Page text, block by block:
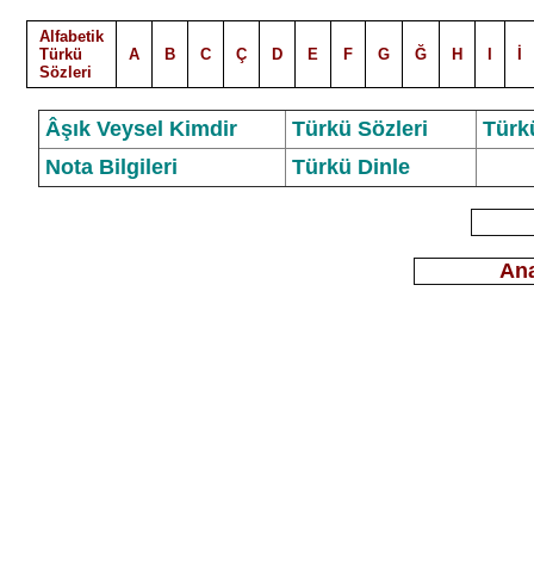
Alfabetik
Türkü
Sözleri
A B C Ç D E F G Ğ H
Âşık Veysel Kimdir Türkü Sözleri
Nota Bilgileri
Türkü Dinle